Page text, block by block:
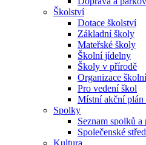
Školství
Dotace školství
Základní školy
Mateřské školy
Školní jídelny
Školy v přírodě
Organizace
Pro vedení škol
Místní akční plán
Spolky
Seznam spolků
Společenské
Kultura